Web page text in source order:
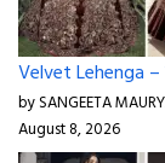
Velvet
by SANGEETA
August 8, 2026